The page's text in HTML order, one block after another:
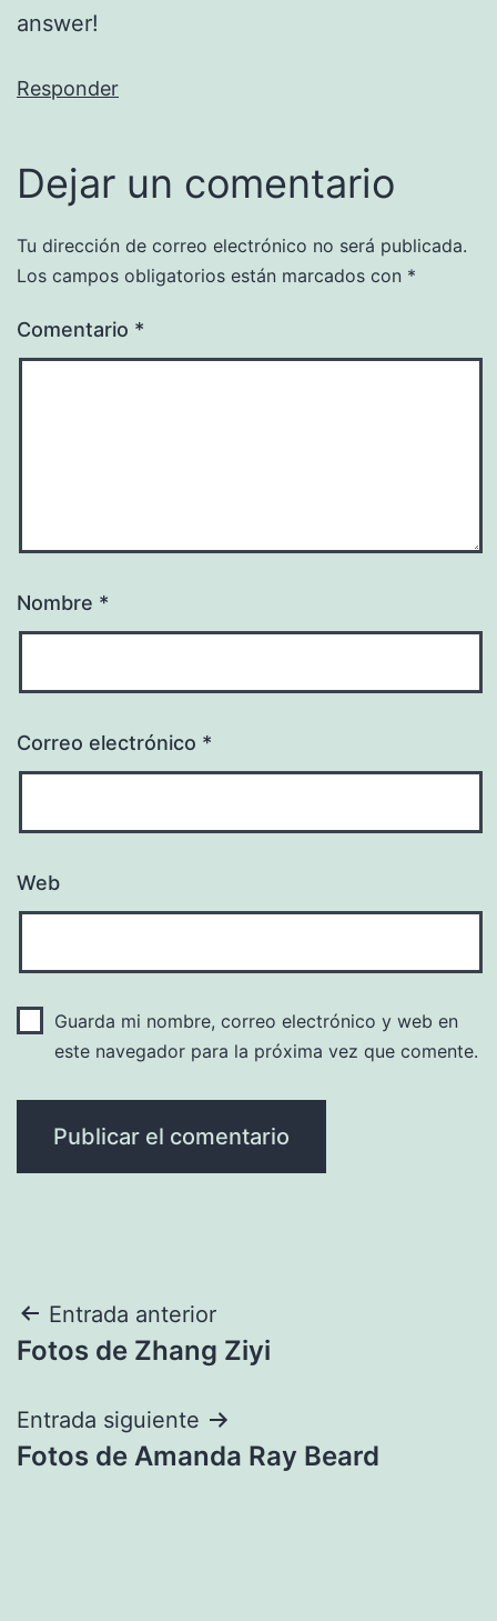
answer!
Responder
Dejar un comentario
Tu dirección de correo electrónico no será publicada.
Los campos obligatorios están marcados con *
Comentario *
Nombre *
Correo electrónico *
Web
Guarda mi nombre, correo electrónico y web en
este navegador para la próxima vez que comente.
Navegación
de
entradas
Entrada anterior
Fotos de Zhang Ziyi
Entrada siguiente
Fotos de Amanda Ray Beard